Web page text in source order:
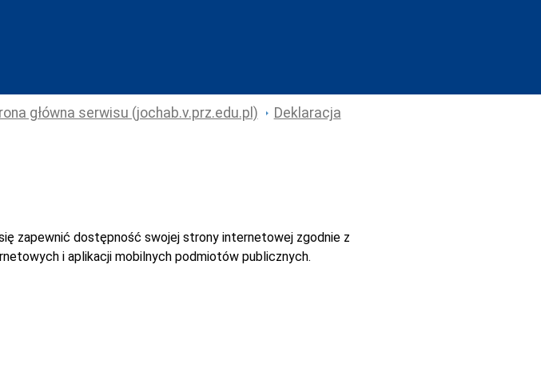
główna serwisu (jochab.v.prz.edu.pl)
Deklaracja
zapewnić dostępność swojej strony internetowej zgodnie z
i aplikacji mobilnych podmiotów publicznych.